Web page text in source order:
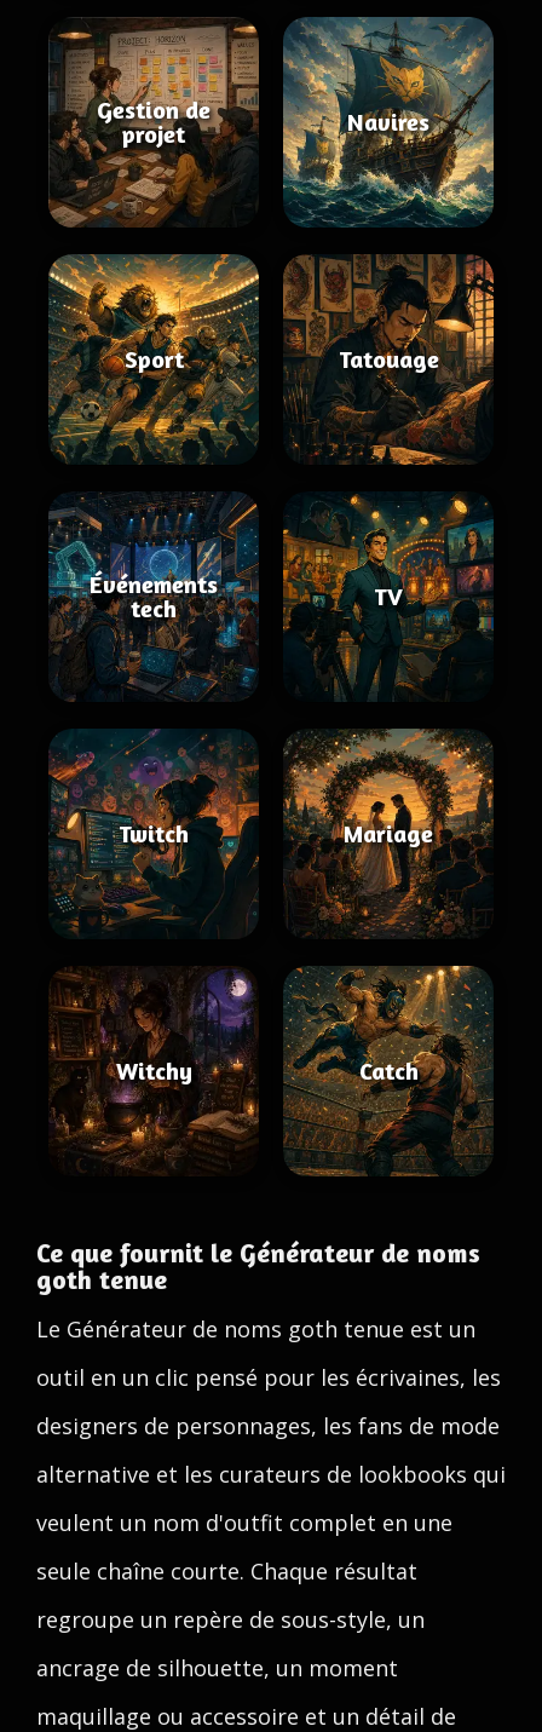
Gestion de
projet
Navires
Sport Tatouage
Événements
tech
TV
Twitch Mariage
Witchy Catch
Ce que fournit le Générateur de noms
goth tenue
Le Générateur de noms goth tenue est un
outil en un clic pensé pour les écrivaines, les
designers de personnages, les fans de mode
alternative et les curateurs de lookbooks qui
veulent un nom d'outfit complet en une
seule chaîne courte. Chaque résultat
regroupe un repère de sous-style, un
ancrage de silhouette, un moment
maquillage ou accessoire et un détail de